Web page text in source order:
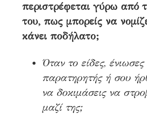
περιστρέφεται γύρω από
του, πως μπορείς να
κάνει ποδήλατο;
Όταν το είδες,
παρατηρητής ή σου
να δοκιμάσεις να
μαζί της;